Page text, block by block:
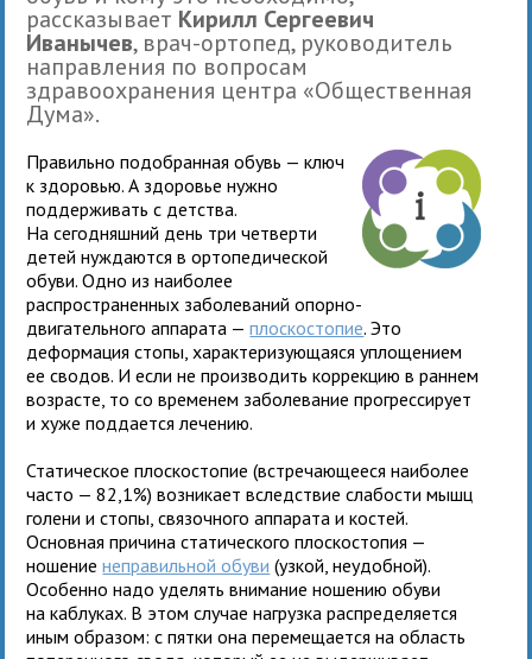
рассказывает Кирилл Сергеевич
Иванычев, врач-ортопед, руководитель
направления по вопросам
здравоохранения центра «Общественная
Дума».
Правильно подобранная обувь — ключ
к здоровью. А здоровье нужно
поддерживать с детства.
На сегодняшний день три четверти
детей нуждаются в ортопедической
обуви. Одно из наиболее
распространенных заболеваний опорно-
двигательного аппарата —плоскостопие. Это
деформация стопы, характеризующаяся уплощением
ее сводов. И если не производить коррекцию в раннем
возрасте, то со временем заболевание прогрессирует
и хуже поддается лечению.
Статическое плоскостопие (встречающееся наиболее
часто — 82,1%) возникает вследствие слабости мышц
голени и стопы, связочного аппарата и костей.
Основная причина статического плоскостопия —
ношениенеправильной обуви (узкой, неудобной).
Особенно надо уделять внимание ношению обуви
на каблуках. В этом случае нагрузка распределяется
иным образом: с пятки она перемещается на область